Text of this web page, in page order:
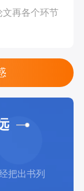
文再各个环节
把出书列